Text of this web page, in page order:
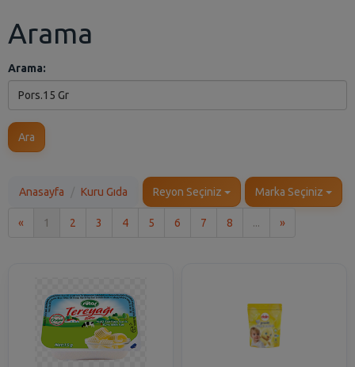
Arama
Arama:
Ara
Anasayfa Kuru Gıda Reyon Seçiniz Marka Seçiniz
« 1 2 3 4 5 6 7 8 ... »Son